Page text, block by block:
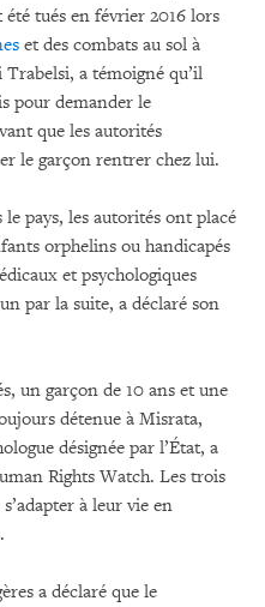
tués en février 2016 lors
et des combats au sol à
a témoigné qu’il
pour demander le
que les autorités
le garçon rentrer chez lui.
pays, les autorités ont placé
orphelins ou handicapés
et psychologiques
par la suite, a déclaré son
un garçon de 10 ans et une
détenue à Misrata,
désignée par l’État, a
Rights Watch. Les trois
à leur vie en
a déclaré que le